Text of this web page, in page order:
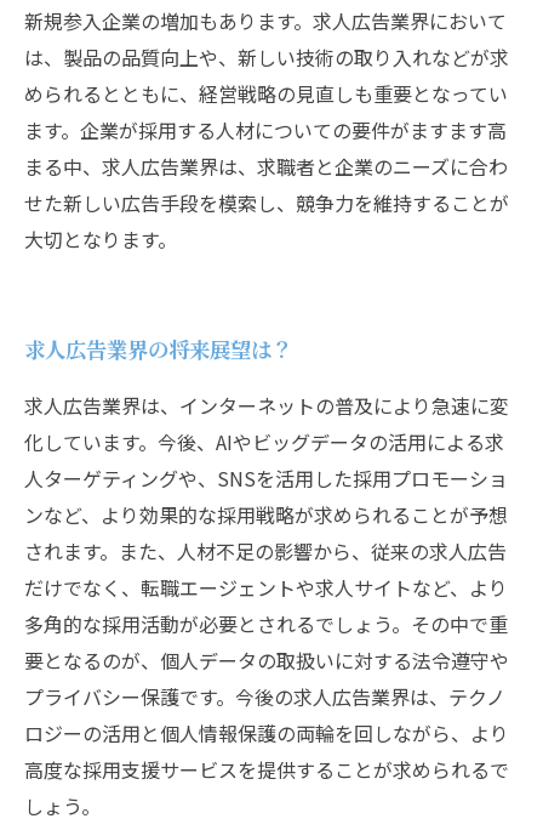
新規参入企業の増加もあります。求人広告業界において
は、製品の品質向上や、新しい技術の取り入れなどが求
められるとともに、経営戦略の見直しも重要となってい
ます。企業が採用する人材についての要件がますます高
まる中、求人広告業界は、求職者と企業のニーズに合わ
せた新しい広告手段を模索し、競争力を維持することが
大切となります。
求人広告業界の将来展望は？
求人広告業界は、インターネットの普及により急速に変
化しています。今後、AIやビッグデータの活用による求
人ターゲティングや、SNSを活用した採用プロモーショ
ンなど、より効果的な採用戦略が求められることが予想
されます。また、人材不足の影響から、従来の求人広告
だけでなく、転職エージェントや求人サイトなど、より
多角的な採用活動が必要とされるでしょう。その中で重
要となるのが、個人データの取扱いに対する法令遵守や
プライバシー保護です。今後の求人広告業界は、テクノ
ロジーの活用と個人情報保護の両輪を回しながら、より
高度な採用支援サービスを提供することが求められるで
しょう。